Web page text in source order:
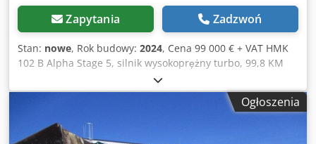
Zapytania Zadzwoń
Stan: nowe, Rok budowy: 2024, Cena 99 000 € + VAT HMK
102 B Alpha Stage 5, silnik wysokoprężny turbo, 99,8 KM
(74,4 kW, 4,4 litra, 4-cylindrowy Perkins) Możliwość
dopuszczenia do ruchu drogowego Luksusowa szklana
kabina „Jumbo” najnowszej generacji, certyfikat
FOPS/ROPS, dwudrzwiowa Klimatyzacja i ogrzewanie
Dedpfx Aijzfyk Recock Radio CD-MP3 z anteną i głośnikami
Ogłoszenia